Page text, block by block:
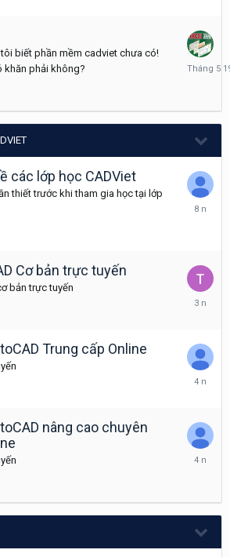
biết phần mềm cadviet chưa có!
khăn phải không?
Tháng
các lớp học CADViet
thiết trước khi tham gia học tại lớp
Tháng
Cơ bản trực tuyến
bản trực tuyến
Tháng
2022
Trung cấp Online
Tháng
2022
nâng cao chuyên
Tháng